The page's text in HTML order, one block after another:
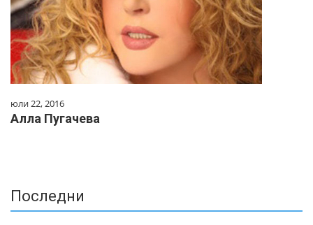
юли 22, 2016
Алла Пугачева
Последни